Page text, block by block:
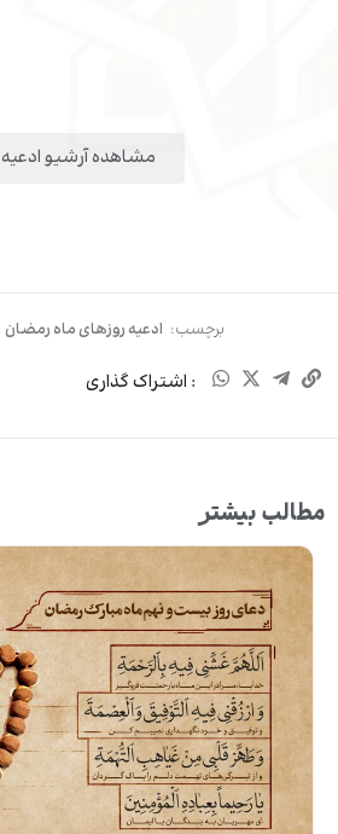
مشاهده آرشیو ادعیه
برچسب: ادعیه روزهای ماه رمضان
: اشتراک گذاری
مطالب بیشتر